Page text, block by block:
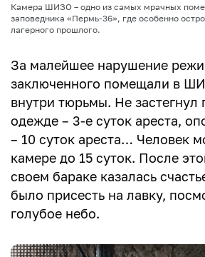
Камера ШИЗО – одно из самых мрачных
заповедника «Пермь-36», где особенно
лагерного прошлого.
За малейшее нарушение
заключенного помещали в
внутри тюрьмы. Не застегнул
одежде – 3-е суток ареста,
– 10 суток ареста… Человек
камере до 15 суток. После
своем бараке казалась
было присесть на лавку,
голубое небо.